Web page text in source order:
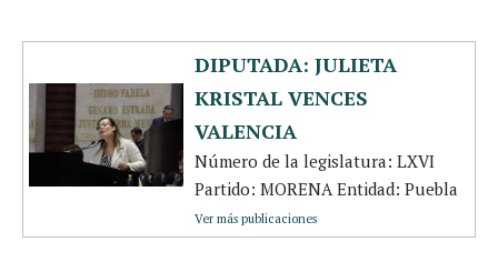
DIPUTADA: JULIETA
KRISTAL VENCES
VALENCIA
Número de la legislatura: LXVI
Partido: MORENA Entidad: Puebla
Ver más publicaciones